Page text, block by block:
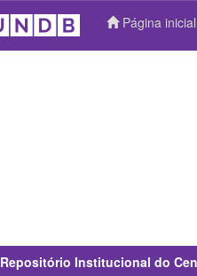
Página inicial
Repositório Institucional do